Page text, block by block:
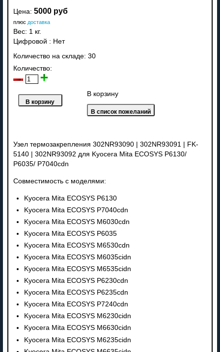
Цена: 5000 руб
плюс доставка
Вес: 1 кг.
Цифровой : Нет
Количество на складе: 30
Количество:
В корзину
Узел термозакрепления 302NR93090 | 302NR93091 | FK-
5140 | 302NR93092 для Kyocera Mita ECOSYS P6130/
P6035/ P7040cdn
Совместимость с моделями:
Kyocera Mita ECOSYS P6130
Kyocera Mita ECOSYS P7040cdn
Kyocera Mita ECOSYS M6030cdn
Kyocera Mita ECOSYS P6035
Kyocera Mita ECOSYS M6530cdn
Kyocera Mita ECOSYS M6035cidn
Kyocera Mita ECOSYS M6535cidn
Kyocera Mita ECOSYS P6230cdn
Kyocera Mita ECOSYS P6235cdn
Kyocera Mita ECOSYS P7240cdn
Kyocera Mita ECOSYS M6230cidn
Kyocera Mita ECOSYS M6630cidn
Kyocera Mita ECOSYS M6235cidn